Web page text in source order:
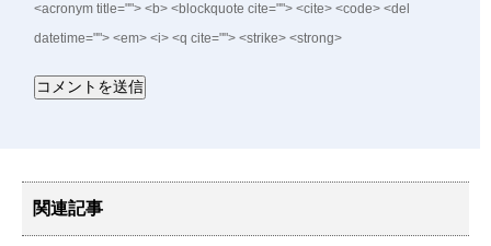
<acronym title=""> <b> <blockquote cite=""> <cite> <code> <del
datetime=""> <em> <i> <q cite=""> <strike> <strong>
関連記事